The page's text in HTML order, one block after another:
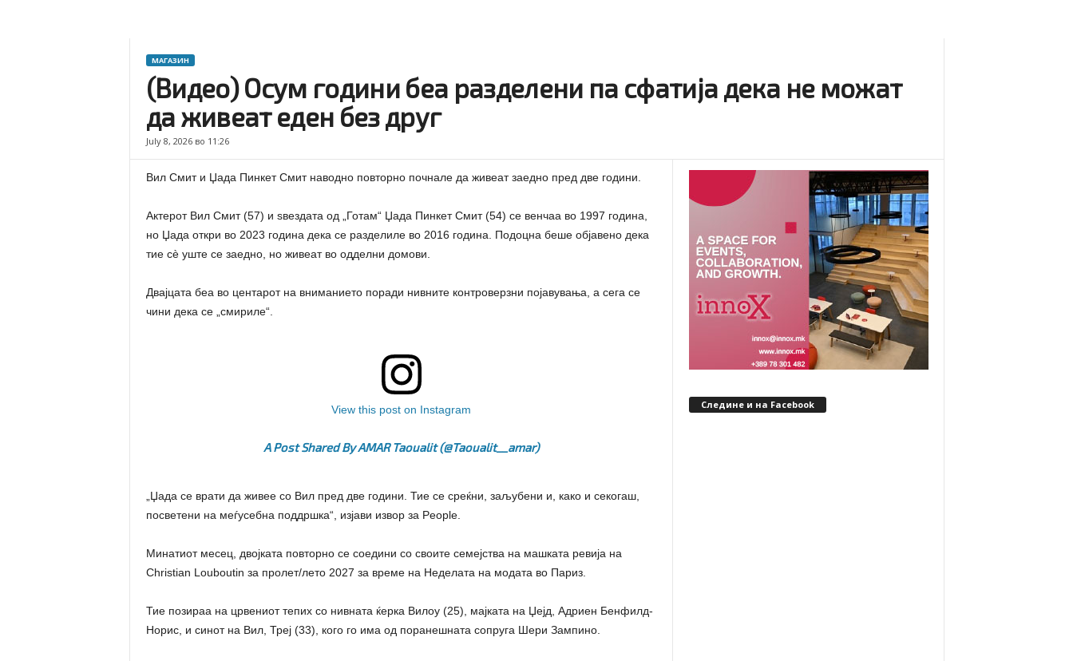
МАГАЗИН
(Видео) Осум години беа разделени па сфатија дека не можат
да живеат еден без друг
July 8, 2026 во 11:26
Вил Смит и Џада Пинкет Смит наводно повторно почнале да живеат заедно пред две години.
Актерот Вил Смит (57) и ѕвездата од „Готам“ Џада Пинкет Смит (54) се венчаа во 1997 година,
но Џада откри во 2023 година дека се разделиле во 2016 година. Подоцна беше објавено дека
тие сè уште се заедно, но живеат во одделни домови.
Двајцата беа во центарот на вниманието поради нивните контроверзни појавувања, а сега се
чини дека се „смириле“.
View this post on Instagram
A Post Shared By AMAR Taoualit (@taoualit__amar)
„Џада се врати да живее со Вил пред две години. Тие се среќни, заљубени и, како и секогаш,
посветени на меѓусебна поддршка“, изјави извор за People.
Минатиот месец, двојката повторно се соедини со своите семејства на машката ревија на
Christian Louboutin за пролет/лето 2027 за време на Неделата на модата во Париз.
Тие позираа на црвениот тепих со нивната ќерка Вилоу (25), мајката на Џејд, Адриен Бенфилд-
Норис, и синот на Вил, Треј (33), кого го има од поранешната сопруга Шери Зампино.
Следине и на Facebook